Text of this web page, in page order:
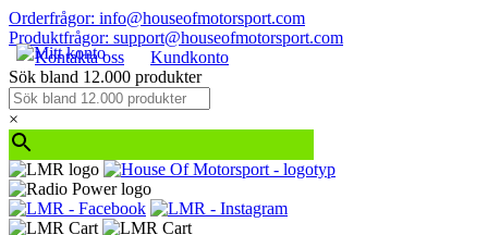
Orderfrågor: info@houseofmotorsport.com
Produktfrågor: support@houseofmotorsport.com
Kontakta oss
Kundkonto
Sök bland 12.000 produkter
×